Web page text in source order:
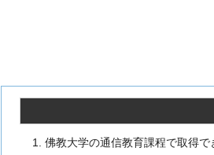
佛教大学の通信教育課程で取得で